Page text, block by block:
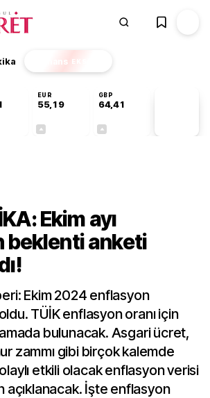
Finans EKSTRA
EUR
55,19
GBP
64,41
Ekim ayı
beklenti anketi
Ekim 2024 enflasyon
TÜİK enflasyon oranı için
bulunacak. Asgari ücret,
zammı gibi birçok kalemde
etkili olacak enflasyon verisi
açıklanacak. İşte enflasyon